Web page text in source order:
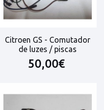
Citroen GS - Comutador
de luzes / piscas
50,00€